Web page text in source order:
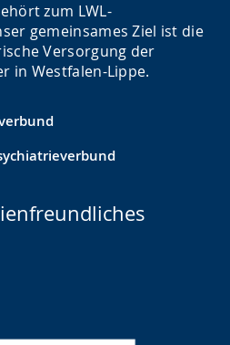
zum LWL-
gemeinsames Ziel ist die
Versorgung der
in Westfalen-Lippe.